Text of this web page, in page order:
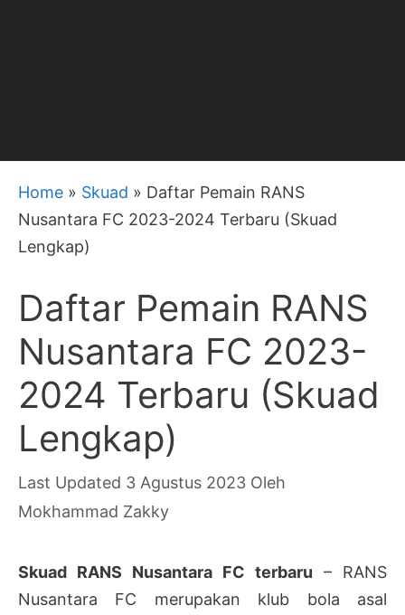
Home » Skuad » Daftar Pemain RANS
Nusantara FC 2023-2024 Terbaru (Skuad
Lengkap)
Daftar Pemain RANS
Nusantara FC 2023-
2024 Terbaru (Skuad
Lengkap)
3 Agustus 2023 Oleh
Mokhammad Zakky
Skuad RANS Nusantara FC terbaru – RANS
Nusantara FC merupakan klub bola asal